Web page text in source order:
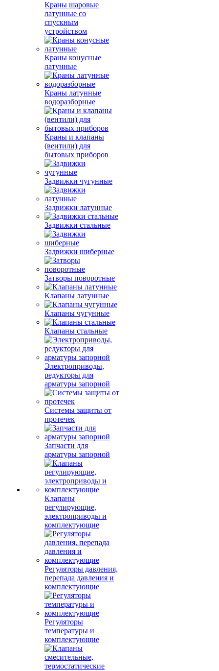
Краны шаровые
латунные со
спускным
устройством
Краны конусные
латунные
Краны латунные
водоразборные
Краны и клапаны
(вентили) для
бытовых приборов
Задвижки чугунные
Задвижки латунные
Задвижки стальные
Задвижки шиберные
Затворы поворотные
Клапаны латунные
Клапаны чугунные
Клапаны стальные
Электроприводы,
редукторы для
арматуры запорной
Системы защиты от
протечек
Запчасти для
арматуры запорной
Клапаны
регулирующие,
электроприводы и
комплектующие
Регуляторы давления,
перепада давления и
комплектующие
Регуляторы
температуры и
комплектующие